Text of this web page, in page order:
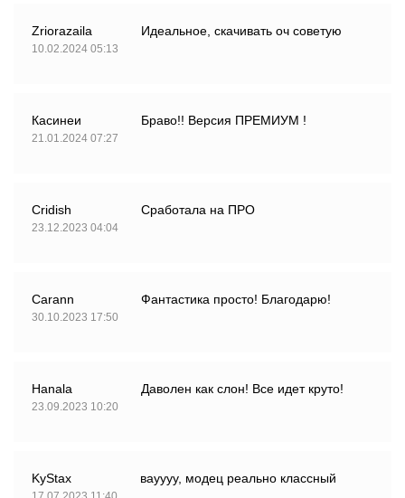
Zriorazaila
10.02.2024 05:13
Идеальное, скачивать оч советую
Касинеи
21.01.2024 07:27
Браво!! Версия ПРЕМИУМ !
Cridish
23.12.2023 04:04
Сработала на ПРО
Carann
30.10.2023 17:50
Фантастика просто! Благодарю!
Hanala
23.09.2023 10:20
Даволен как слон! Все идет круто!
KyStax вауууу, модец реально классный